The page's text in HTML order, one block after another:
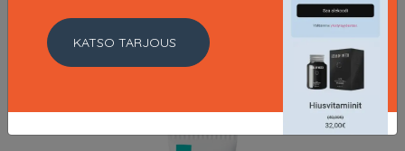
LISÄTIETOJA
KATSO TARJOUS